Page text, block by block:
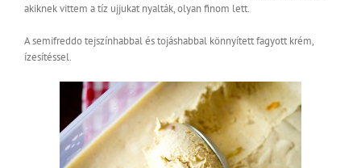
akiknek vittem a tíz ujjukat nyalták, olyan finom lett.
A semifreddo tejszínhabbal és tojáshabbal könnyített fagyott krém,
ízesítéssel.